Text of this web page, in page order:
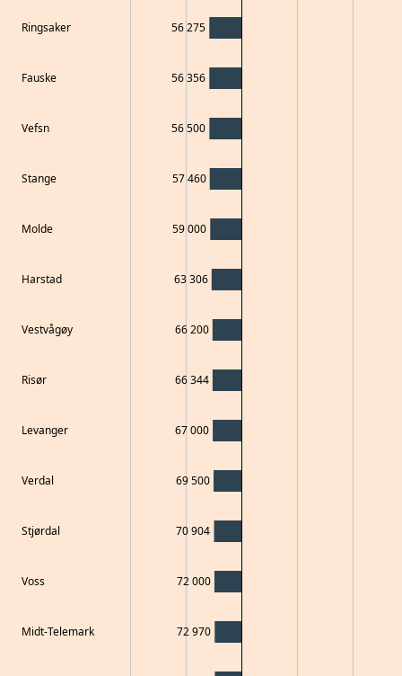
Ringsaker
Fauske
Vefsn
Stange
Molde
Harstad
Vestvågøy
Risør
Levanger
Verdal
Stjørdal
Voss
Midt-Telemark
56 275
56 356
56 500
57 460
59 000
63 306
66 200
66 344
67 000
69 500
70 904
72 000
72 970